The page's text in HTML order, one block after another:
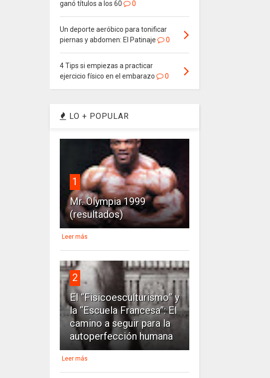
ganó títulos a los 60
0
Un deporte aeróbico para tonificar
piernas y abdomen: El Patinaje
0
4 Tips si empiezas a practicar
ejercicio físico en el embarazo
0
LO + POPULAR
1
Mr. Olympia 1999
(resultados)
Leer más
2
El “Fisicoesculturismo” y
la “Escuela Francesa”: El
camino a seguir para la
autoperfección humana
Leer más